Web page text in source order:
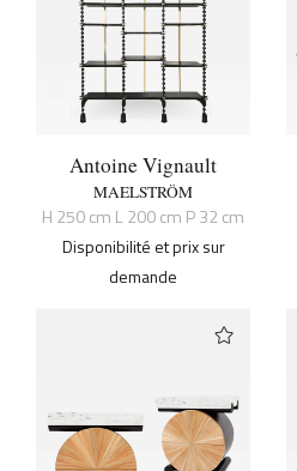
Antoine Vignault
MAELSTRÖM
H 250 cm L 200 cm P 32 cm
Disponibilité et prix sur
demande